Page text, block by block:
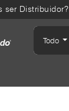
ser Distribuidor?
Todo